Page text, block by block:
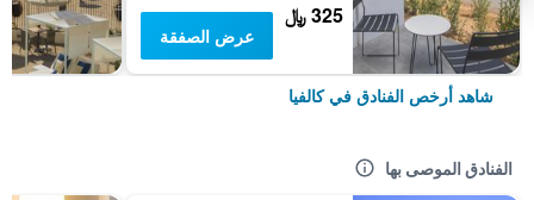
325 ﷼
عرض الصفقة
شاهد أرخص الفنادق في كالفيا
الفنادق الموصى بها